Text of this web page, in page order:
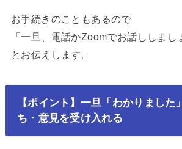
お手続きのこともあるので
「一旦、電話かZoomでお話ししまし
とお伝えします。
【ポイント】一旦「わかりました
ち・意見を受け入れる